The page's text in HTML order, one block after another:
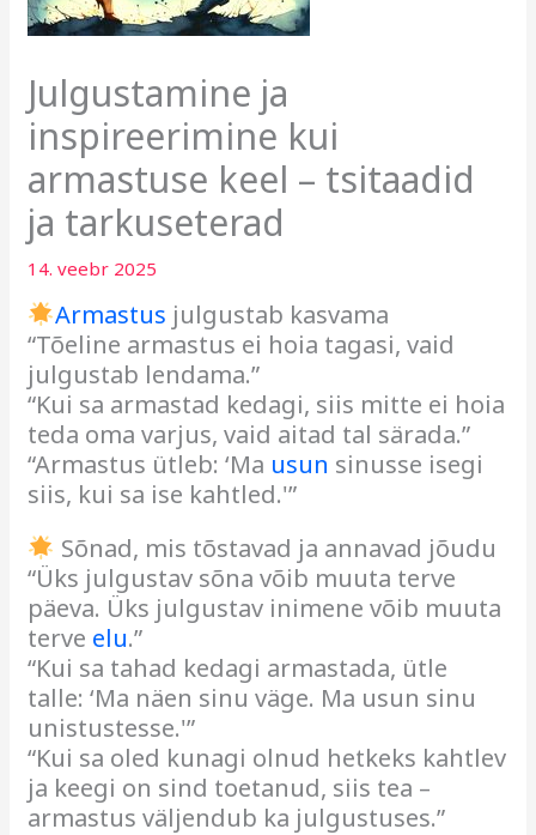
Julgustamine ja
inspireerimine kui
armastuse keel – tsitaadid
ja tarkuseterad
14. veebr 2025
Armastus julgustab kasvama
“Tõeline armastus ei hoia tagasi, vaid
julgustab lendama.”
“Kui sa armastad kedagi, siis mitte ei hoia
teda oma varjus, vaid aitad tal särada.”
“Armastus ütleb: ‘Ma usun sinusse isegi
siis, kui sa ise kahtled.'”
Sõnad, mis tõstavad ja annavad jõudu
“Üks julgustav sõna võib muuta terve
päeva. Üks julgustav inimene võib muuta
terve elu.”
“Kui sa tahad kedagi armastada, ütle
talle: ‘Ma näen sinu väge. Ma usun sinu
unistustesse.'”
“Kui sa oled kunagi olnud hetkeks kahtlev
ja keegi on sind toetanud, siis tea –
armastus väljendub ka julgustuses.”